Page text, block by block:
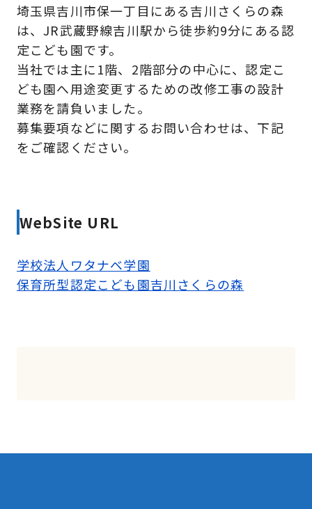
埼玉県吉川市保一丁目にある吉川さくらの森
は、JR武蔵野線吉川駅から徒歩約9分にある認
定こども園です。
当社では主に1階、2階部分の中心に、認定こ
ども園へ用途変更するための改修工事の設計
業務を請負いました。
募集要項などに関するお問い合わせは、下記
をご確認ください。
WebSite URL
学校法人ワタナベ学園
保育所型認定こども園吉川さくらの森